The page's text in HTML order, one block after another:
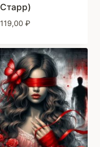
Старр)
119,00 ₽